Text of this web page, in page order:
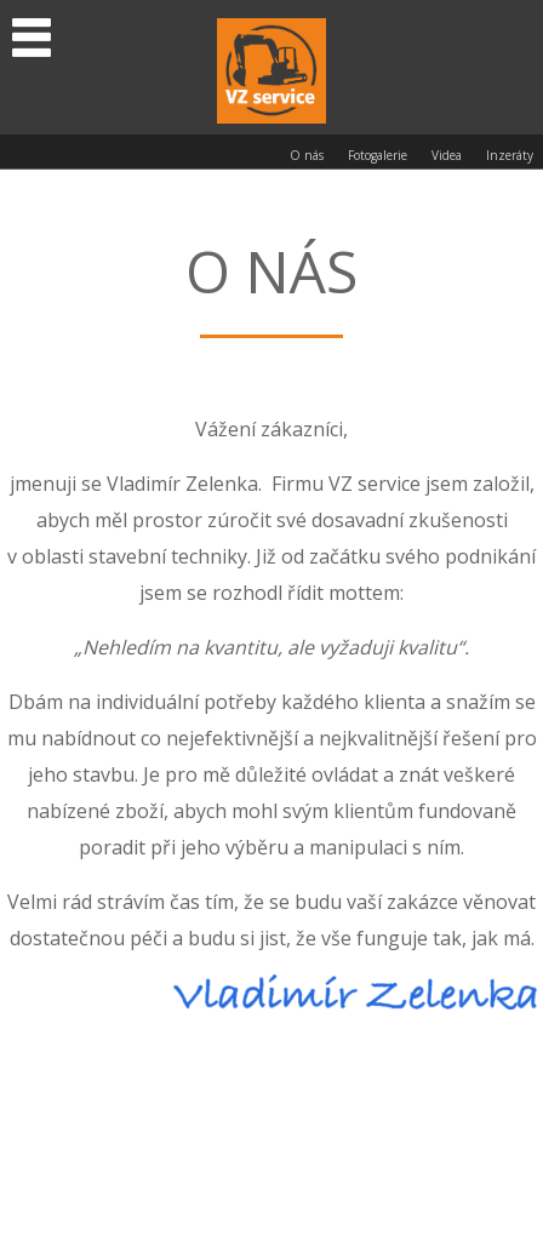
O nás Fotogalerie Videa Inzeráty
O NÁS
Vážení zákazníci,
jmenuji se Vladimír Zelenka. Firmu VZ service jsem založil,
abych měl prostor zúročit své dosavadní zkušenosti
v oblasti stavební techniky. Již od začátku svého podnikání
jsem se rozhodl řídit mottem:
„Nehledím na kvantitu, ale vyžaduji kvalitu“.
Dbám na individuální potřeby každého klienta a snažím se
mu nabídnout co nejefektivnější a nejkvalitnější řešení pro
jeho stavbu. Je pro mě důležité ovládat a znát veškeré
nabízené zboží, abych mohl svým klientům fundovaně
poradit při jeho výběru a manipulaci s ním.
Velmi rád strávím čas tím, že se budu vaší zakázce věnovat
dostatečnou péči a budu si jist, že vše funguje tak, jak má.